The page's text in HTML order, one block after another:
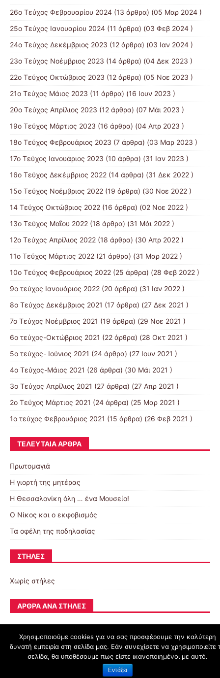
26ο Τεύχος Φεβρουαρίου 2024 (13 άρθρα) (05 Μαρ 2024 )
25ο Τεύχος Ιανουαρίου 2024 (11 άρθρα) (03 Φεβ 2024 )
24ο Τεύχος Δεκέμβριος 2023 (12 άρθρα) (03 Ιαν 2024 )
23ο Τεύχος Νοέμβριος 2023 (14 άρθρα) (04 Δεκ 2023 )
22ο Τεύχος Οκτώβριος 2023 (12 άρθρα) (05 Νοε 2023 )
21ο Τεύχος Μάιος 2023 (11 άρθρα) (16 Ιουν 2023 )
20ο Τεύχος Απρίλιος 2023 (12 άρθρα) (07 Μάι 2023 )
19ο Τεύχος Μάρτιος 2023 (16 άρθρα) (04 Απρ 2023 )
18ο Τεύχος Φεβρουάριος 2023 (7 άρθρα) (03 Μαρ 2023 )
17ο Τεύχος Ιανουάριος 2023 (10 άρθρα) (31 Ιαν 2023 )
16ο Τεύχος Δεκέμβριος 2022 (14 άρθρα) (31 Δεκ 2022 )
15o Τεύχος Νοέμβριος 2022 (19 άρθρα) (30 Νοε 2022 )
14 Tεύχος Οκτώβριος 2022 (16 άρθρα) (02 Νοε 2022 )
13ο Τεύχος Μαΐου 2022 (18 άρθρα) (31 Μάι 2022 )
12ο Τεύχος Απρίλιος 2022 (18 άρθρα) (30 Απρ 2022 )
11o Tεύχος Μάρτιος 2022 (21 άρθρα) (31 Μαρ 2022 )
10o Tεύχος Φεβρουάριος 2022 (25 άρθρα) (28 Φεβ 2022 )
9o τεύχος Ιανουάριος 2022 (20 άρθρα) (31 Ιαν 2022 )
8o Tεύχος Δεκέμβριος 2021 (17 άρθρα) (27 Δεκ 2021 )
7o Τεύχος Νοέμβριος 2021 (19 άρθρα) (29 Νοε 2021 )
6ο τεύχος-Οκτώβριος 2021 (22 άρθρα) (28 Οκτ 2021 )
5ο τεύχος- Ιούνιος 2021 (24 άρθρα) (27 Ιουν 2021 )
4o Tεύχος-Μάιος 2021 (26 άρθρα) (30 Μάι 2021 )
3ο Τεύχος Απρίλιος 2021 (27 άρθρα) (27 Απρ 2021 )
2o Tεύχος Μάρτιος 2021 (24 άρθρα) (25 Μαρ 2021 )
1ο τεύχος Φεβρουάριος 2021 (15 άρθρα) (26 Φεβ 2021 )
ΤΕΛΕΥΤΑΊΑ ΆΡΘΡΑ
Πρωτομαγιά
Η γιορτή της μητέρας
Η Θεσσαλονίκη όλη … ένα Μουσείο!
Ο Νίκος και ο εκφοβισμός
Τα οφέλη της ποδηλασίας
ΣΤΉΛΕΣ
Χωρίς στήλες
ΆΡΘΡΑ ΑΝΆ ΣΤΉΛΕΣ
schoolpress.sch.gr
Όροι Χρήσης schoolpress.sch.gr|Δήλωση προσβασιμότητας
Χρησιμοποιούμε cookies για να σας προσφέρουμε την καλύτερη
δυνατή εμπειρία στη σελίδα μας. Εάν συνεχίσετε να χρησιμοποιείτε
σελίδα, θα υποθέσουμε πως είστε ικανοποιημένοι με αυτό.
Εντάξει